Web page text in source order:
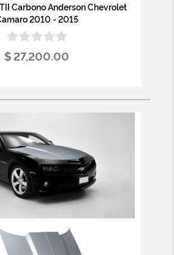
Carbono Anderson Chevrolet
2010 - 2015
$ 27,200.00